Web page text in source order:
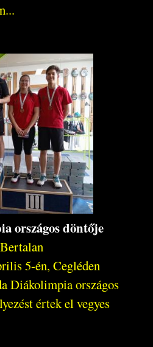
országos döntője
5-én, Cegléden
Diákolimpia országos
értek el vegyes